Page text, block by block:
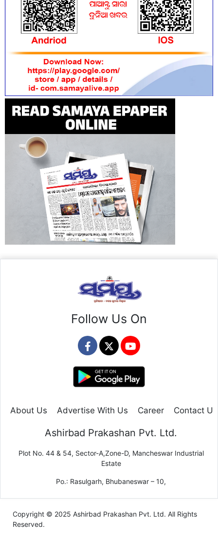
Follow Us On
About Us Advertise With Us Career Contact Us
Ashirbad Prakashan Pvt. Ltd.
Plot No. 44 & 54, Sector-A,Zone-D, Mancheswar Industrial
Estate
Po.: Rasulgarh, Bhubaneswar – 10,
Copyright © 2025 Ashirbad Prakashan Pvt. Ltd. All Rights
Reserved.